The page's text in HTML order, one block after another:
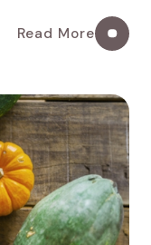
Read More